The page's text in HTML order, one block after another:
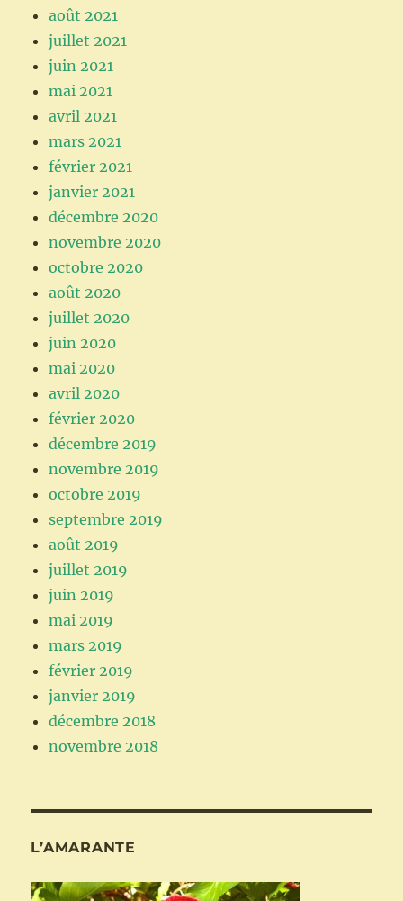
août 2021
juillet 2021
juin 2021
mai 2021
avril 2021
mars 2021
février 2021
janvier 2021
décembre 2020
novembre 2020
octobre 2020
août 2020
juillet 2020
juin 2020
mai 2020
avril 2020
février 2020
décembre 2019
novembre 2019
octobre 2019
septembre 2019
août 2019
juillet 2019
juin 2019
mai 2019
mars 2019
février 2019
janvier 2019
décembre 2018
novembre 2018
L’AMARANTE